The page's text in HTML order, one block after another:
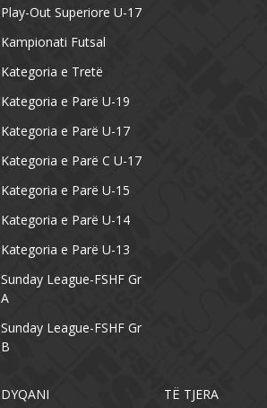
Play-Out Superiore U-17
Kampionati Futsal
Kategoria e Tretë
Kategoria e Parë U-19
Kategoria e Parë U-17
Kategoria e Parë C U-17
Kategoria e Parë U-15
Kategoria e Parë U-14
Kategoria e Parë U-13
Sunday League-FSHF Gr
A
Sunday League-FSHF Gr
B
DYQANI TË TJERA